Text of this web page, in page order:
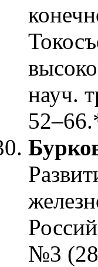
науч.
№3